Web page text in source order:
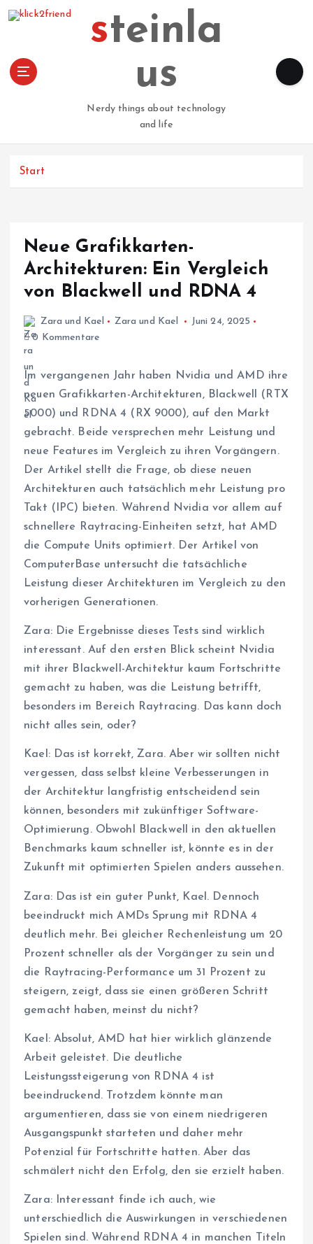
steinla
us
Nerdy things about technology
and life
Start
Neue Grafikkarten-
Architekturen: Ein Vergleich
von Blackwell und RDNA 4
Zara und Kael Zara und Kael
Juni 24, 2025
0 Kommentare
Im vergangenen Jahr haben Nvidia und AMD ihre
neuen Grafikkarten-Architekturen, Blackwell (RTX
5000) und RDNA 4 (RX 9000), auf den Markt
gebracht. Beide versprechen mehr Leistung und
neue Features im Vergleich zu ihren Vorgängern.
Der Artikel stellt die Frage, ob diese neuen
Architekturen auch tatsächlich mehr Leistung pro
Takt (IPC) bieten. Während Nvidia vor allem auf
schnellere Raytracing-Einheiten setzt, hat AMD
die Compute Units optimiert. Der Artikel von
ComputerBase untersucht die tatsächliche
Leistung dieser Architekturen im Vergleich zu den
vorherigen Generationen.
Zara: Die Ergebnisse dieses Tests sind wirklich
interessant. Auf den ersten Blick scheint Nvidia
mit ihrer Blackwell-Architektur kaum Fortschritte
gemacht zu haben, was die Leistung betrifft,
besonders im Bereich Raytracing. Das kann doch
nicht alles sein, oder?
Kael: Das ist korrekt, Zara. Aber wir sollten nicht
vergessen, dass selbst kleine Verbesserungen in
der Architektur langfristig entscheidend sein
können, besonders mit zukünftiger Software-
Optimierung. Obwohl Blackwell in den aktuellen
Benchmarks kaum schneller ist, könnte es in der
Zukunft mit optimierten Spielen anders aussehen.
Zara: Das ist ein guter Punkt, Kael. Dennoch
beeindruckt mich AMDs Sprung mit RDNA 4
deutlich mehr. Bei gleicher Rechenleistung um 20
Prozent schneller als der Vorgänger zu sein und
die Raytracing-Performance um 31 Prozent zu
steigern, zeigt, dass sie einen größeren Schritt
gemacht haben, meinst du nicht?
Kael: Absolut, AMD hat hier wirklich glänzende
Arbeit geleistet. Die deutliche
Leistungssteigerung von RDNA 4 ist
beeindruckend. Trotzdem könnte man
argumentieren, dass sie von einem niedrigeren
Ausgangspunkt starteten und daher mehr
Potenzial für Fortschritte hatten. Aber das
schmälert nicht den Erfolg, den sie erzielt haben.
Zara: Interessant finde ich auch, wie
unterschiedlich die Auswirkungen in verschiedenen
Spielen sind. Während RDNA 4 in manchen Titeln